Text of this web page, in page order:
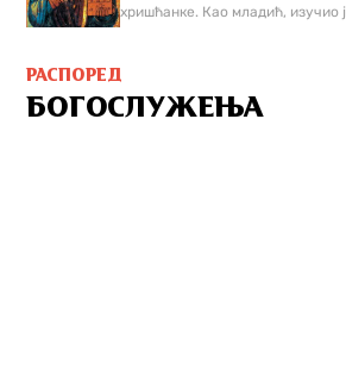
хришћанке. Као младић, изучио
РАСПОРЕД
БОГОСЛУЖЕЊА